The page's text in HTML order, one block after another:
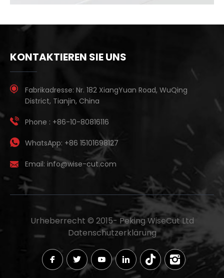
KONTAKTIEREN SIE UNS
Fabrikadresse: Nr. 182 XiangYuan Road, WuQing
District, Tianjin, China
Phone : +86-10-80816116
WhatsApp: +86 15101698127
Email: info@wise-cut.com
Urheberrecht © 2015-Peking WiseCut Ltd
Datenschutzerklärung